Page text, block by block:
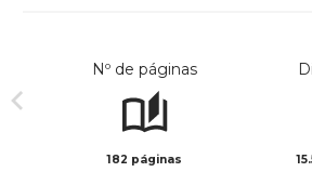
Nº de páginas
182 páginas